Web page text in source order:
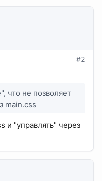
#2
что не позволяет
main.css
и "управлять" через